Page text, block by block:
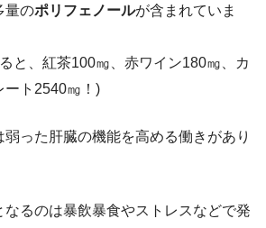
量のポリフェノールが含まれていま
と、紅茶100㎎、赤ワイン180㎎、カ
ート2540㎎！)
った肝臓の機能を高める働きがあり
なるのは暴飲暴食やストレスなどで発